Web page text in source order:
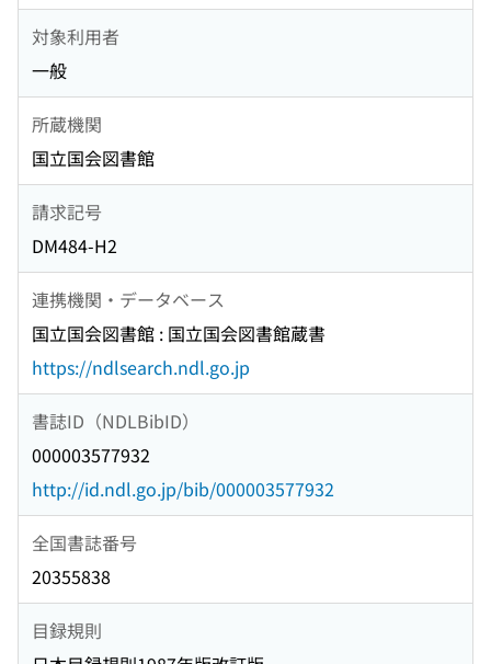
対象利用者
一般
所蔵機関
国立国会図書館
請求記号
DM484-H2
連携機関・データベース
国立国会図書館 : 国立国会図書館蔵書
https://ndlsearch.ndl.go.jp
書誌ID（NDLBibID）
000003577932
http://id.ndl.go.jp/bib/000003577932
全国書誌番号
20355838
目録規則